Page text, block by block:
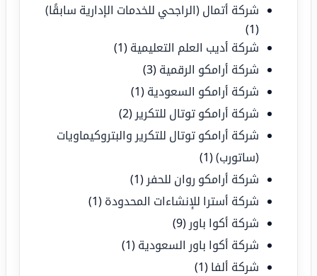
شركة أتمال (الراجحي للخدمات الإدارية سابقًا)
(1)
شركة أديب العلم التعليمية (1)
شركة أرامكو الرقمية (3)
شركة أرامكو السعودية (1)
شركة أرامكو توتال للتكرير (2)
شركة أرامكو توتال للتكرير والبتروكيماويات
(ساتورب)(1)
شركة أرامكو روان للحفر (1)
شركة أسترا للإنشاءات المحدودة (1)
شركة أكوا باور (9)
شركة أكوا باور السعودية (1)
شركة ألفا (1)